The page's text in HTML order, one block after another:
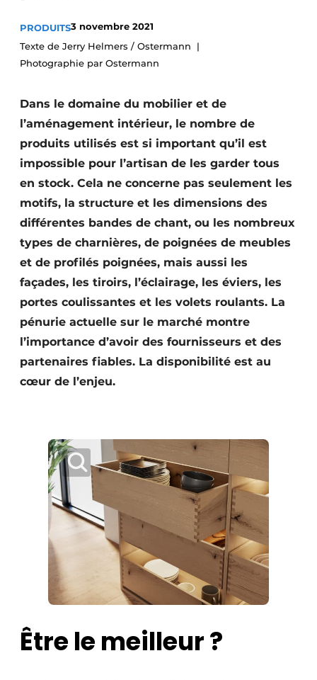
Privacy / Cookie statement
S’inscrire à l’événement
S’inscrire
Termes et conditions
Video’s
PRODUITS3 novembre 2021
Texte de Jerry Helmers / Ostermann
Photographie par Ostermann
Dans le domaine du mobilier et de
l’aménagement intérieur, le nombre de
produits utilisés est si important qu’il est
impossible pour l’artisan de les garder tous
en stock. Cela ne concerne pas seulement les
motifs, la structure et les dimensions des
différentes bandes de chant, ou les nombreux
types de charnières, de poignées de meubles
et de profilés poignées, mais aussi les
façades, les tiroirs, l’éclairage, les éviers, les
portes coulissantes et les volets roulants. La
pénurie actuelle sur le marché montre
l’importance d’avoir des fournisseurs et des
partenaires fiables. La disponibilité est au
cœur de l’enjeu.
Être le meilleur ?